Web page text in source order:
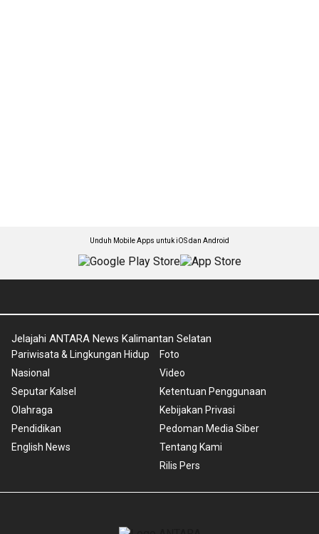
Unduh Mobile Apps untuk iOS dan Android
Jelajahi ANTARA News Kalimantan Selatan
Pariwisata & Lingkungan Hidup
Nasional
Seputar Kalsel
Olahraga
Pendidikan
English News
Foto
Video
Ketentuan Penggunaan
Kebijakan Privasi
Pedoman Media Siber
Tentang Kami
Rilis Pers